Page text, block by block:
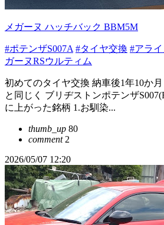
メガーヌ ハッチバック BBM5M
#ポテンザS007A #タイヤ交換 #アラ
ガーヌRSウルティム
初めてのタイヤ交換 納車後1年10か
と同じく ブリヂストンポテンザ
に上がった銘柄 1.お馴染...
thumb_up 80
comment2
2026/05/07 12:20